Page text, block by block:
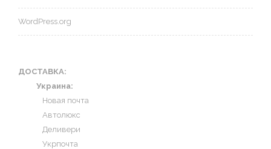
WordPress.org
ДОСТАВКА:
Украина:
Новая почта
Автолюкс
Деливери
Укрпочта